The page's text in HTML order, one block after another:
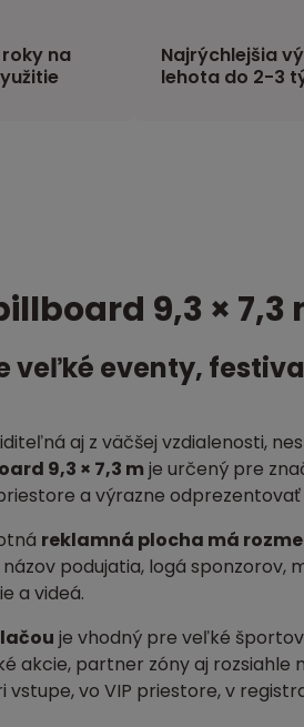
na
Najrýchlejšia
lehota do 2-3
9,3 × 7,3
eventy,
aj z väčšej vzdialenosti,
9,3 × 7,3 m je určený pre
a výrazne
reklamná plocha má rozmer
podujatia, logá sponzorov,
a videá.
je vhodný pre veľké
akcie, partner zóny aj rozsiahle
vstupe, vo VIP priestore, v